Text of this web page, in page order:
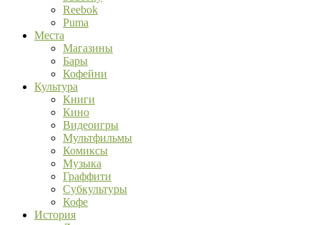
Reebok
Puma
Места
Магазины
Бары
Кофейни
Культура
Книги
Кино
Видеоигры
Мультфильмы
Комиксы
Музыка
Граффити
Субкультуры
Кофе
История